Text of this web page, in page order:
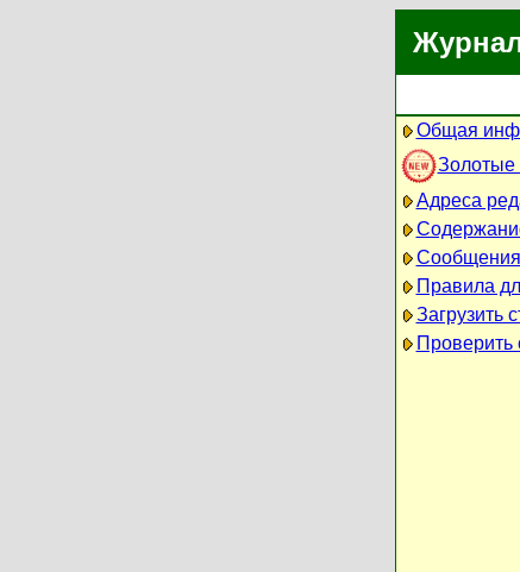
Общая
Золотые
Адреса
Правила
Загрузить
Проверить